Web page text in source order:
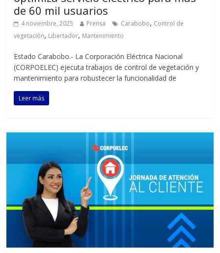
de 60 mil usuarios
4 noviembre, 2025 Prensa Carabobo, Control de
vegetación, Libertador, Mantenimiento
Estado Carabobo.- La Corporación Eléctrica Nacional
(CORPOELEC) ejecuta trabajos de control de vegetación y
mantenimiento para robustecer la funcionalidad de
Leer más